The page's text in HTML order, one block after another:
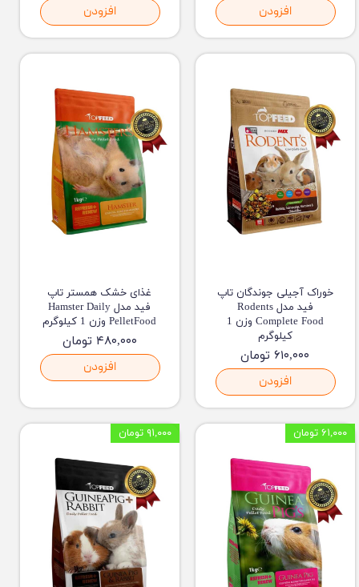
افزودن افزودن
خوراک آجیلی جوندگان تاپ
فید مدل Rodents
Complete Food وزن 1
کیلوگرم
۶۱۰,۰۰۰ تومان
افزودن
غذای خشک همستر تاپ
فید مدل Hamster Daily
PelletFood وزن 1 کیلوگرم
۴۸۰,۰۰۰ تومان
افزودن
۶۱,۰۰۰ تومان ۹۱,۰۰۰ تومان